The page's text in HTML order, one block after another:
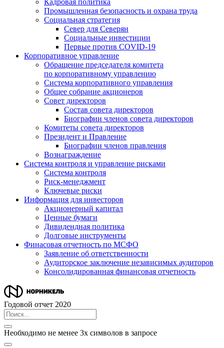
Кадровая политика
Промышленная безопасность и охрана труда
Социальная стратегия
Север для Северян
Социальные инвестиции
Первые против COVID‑19
Корпоративное управление
Обращение председателя комитета
по корпоративному управлению
Система корпоративного управления
Общее собрание акционеров
Совет директоров
Состав совета директоров
Биографии членов совета директоров
Комитеты совета директоров
Президент и Правление
Биографии членов правления
Вознаграждение
Система контроля и управление рисками
Система контроля
Риск-менеджмент
Ключевые риски
Информация для инвесторов
Акционерный капитал
Ценные бумаги
Дивидендная политика
Долговые инструменты
Финасовая отчетность по МСФО
Заявление об ответственности
Аудиторское заключение независимых аудиторов
Консолидированная финансовая отчетность
Годовой отчет 2020
Необходимо не менее 3х символов в запросе